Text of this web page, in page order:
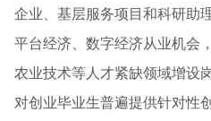
企业、基层服务项目和科研助
平台经济、数字经济从业机会
农业技术等人才紧缺领域增设岗
对创业毕业生普遍提供针对性